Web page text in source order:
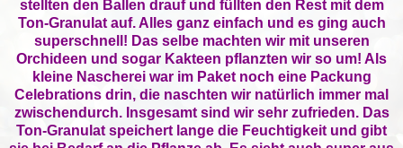
stellten den Ballen drauf und füllten den Rest mit dem
Ton-Granulat auf. Alles ganz einfach und es ging auch
superschnell! Das selbe machten wir mit unseren
Orchideen und sogar Kakteen pflanzten wir so um! Als
kleine Nascherei war im Paket noch eine Packung
Celebrations drin, die naschten wir natürlich immer mal
zwischendurch. Insgesamt sind wir sehr zufrieden. Das
Ton-Granulat speichert lange die Feuchtigkeit und gibt